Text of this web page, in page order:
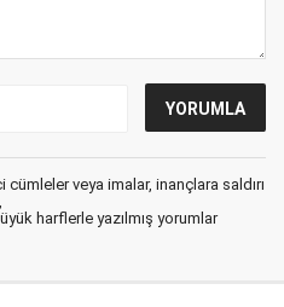
veya imalar, inançlara saldırı
harflerle yazılmış yorumlar